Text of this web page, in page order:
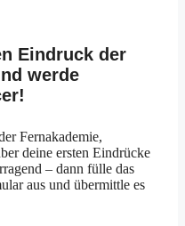
Eindruck der
werde
Fernakademie,
deine ersten Eindrücke
– dann fülle das
aus und übermittle es